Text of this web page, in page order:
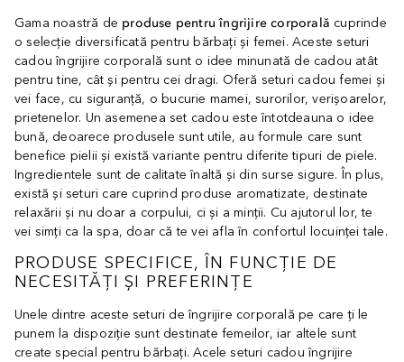
Gama noastră de produse pentru îngrijire corporală cuprinde
o selecție diversificată pentru bărbați și femei. Aceste seturi
cadou îngrijire corporală sunt o idee minunată de cadou atât
pentru tine, cât și pentru cei dragi. Oferă seturi cadou femei și
vei face, cu siguranță, o bucurie mamei, surorilor, verișoarelor,
prietenelor. Un asemenea set cadou este întotdeauna o idee
bună, deoarece produsele sunt utile, au formule care sunt
benefice pielii și există variante pentru diferite tipuri de piele.
Ingredientele sunt de calitate înaltă și din surse sigure. În plus,
există și seturi care cuprind produse aromatizate, destinate
relaxării și nu doar a corpului, ci și a minții. Cu ajutorul lor, te
vei simți ca la spa, doar că te vei afla în confortul locuinței tale.
PRODUSE SPECIFICE, ÎN FUNCȚIE DE
NECESITĂȚI ȘI PREFERINȚE
Unele dintre aceste seturi de îngrijire corporală pe care ți le
punem la dispoziție sunt destinate femeilor, iar altele sunt
create special pentru bărbați. Acele seturi cadou îngrijire